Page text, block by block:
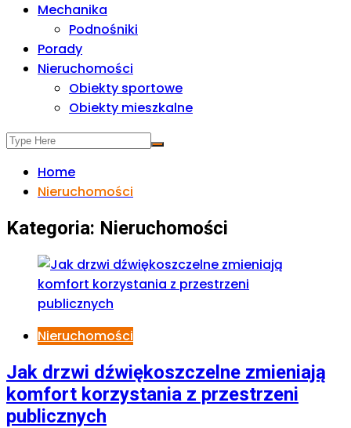
Mechanika
Podnośniki
Porady
Nieruchomości
Obiekty sportowe
Obiekty mieszkalne
Home
Nieruchomości
Kategoria: Nieruchomości
Nieruchomości
Jak drzwi dźwiękoszczelne zmieniają
komfort korzystania z przestrzeni
publicznych